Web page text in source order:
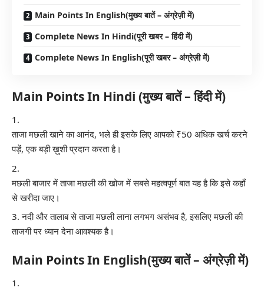
Main Points In English(मुख्य बातें – अंग्रेज़ी में)
Complete News In Hindi(पूरी खबर – हिंदी में)
Complete News In English(पूरी खबर – अंग्रेज़ी में)
Main Points In Hindi (मुख्य बातें – हिंदी में)
ताजा मछली खाने का आनंद, भले ही इसके लिए आपको ₹50 अधिक खर्च करने
पड़ें, एक बड़ी ख़ुशी प्रदान करता है।
मछली बाजार में ताजा मछली की खोज में सबसे महत्वपूर्ण बात यह है कि इसे कहाँ
से खरीदा जाए।
नदी और तालाब से ताजा मछली लाना लगभग असंभव है, इसलिए मछली की
ताजगी पर ध्यान देना आवश्यक है।
Main Points In English(मुख्य बातें – अंग्रेज़ी में)